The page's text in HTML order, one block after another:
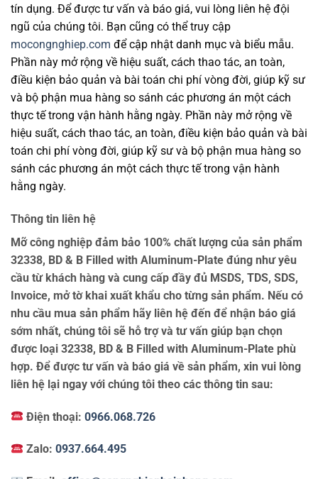
tín dụng. Để được tư vấn và báo giá, vui lòng liên hệ đội
ngũ của chúng tôi. Bạn cũng có thể truy cập
mocongnghiep.com để cập nhật danh mục và biểu mẫu.
Phần này mở rộng về hiệu suất, cách thao tác, an toàn,
điều kiện bảo quản và bài toán chi phí vòng đời, giúp kỹ sư
và bộ phận mua hàng so sánh các phương án một cách
thực tế trong vận hành hằng ngày. Phần này mở rộng về
hiệu suất, cách thao tác, an toàn, điều kiện bảo quản và bài
toán chi phí vòng đời, giúp kỹ sư và bộ phận mua hàng so
sánh các phương án một cách thực tế trong vận hành
hằng ngày.
Thông tin liên hệ
Mỡ công nghiệp đảm bảo 100% chất lượng của sản phẩm
32338, BD & B Filled with Aluminum-Plate đúng như yêu
cầu từ khách hàng và cung cấp đầy đủ MSDS, TDS, SDS,
Invoice, mở tờ khai xuất khẩu cho từng sản phẩm. Nếu có
nhu cầu mua sản phẩm hãy liên hệ đến để nhận báo giá
sớm nhất, chúng tôi sẽ hỗ trợ và tư vấn giúp bạn chọn
được loại 32338, BD & B Filled with Aluminum-Plate phù
hợp. Để được tư vấn và báo giá về sản phẩm, xin vui lòng
liên hệ lại ngay với chúng tôi theo các thông tin sau:
Điện thoại:0966.068.726
Zalo:0937.664.495